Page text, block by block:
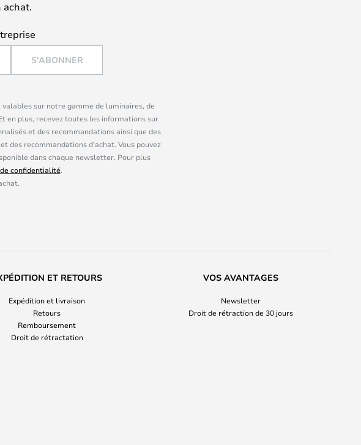
achat.
S'ABONNER
sur notre gamme de luminaires, de
en plus, recevez toutes les informations sur
et des recommandations ainsi que des
des recommandations d'achat. Vous pouvez
dans chaque newsletter. Pour plus
confidentialité.
ET RETOURS
Expédition et livraison
Retours
Remboursement
Droit de rétractation
VOS AVANTAGES
Newsletter
Droit de rétraction de 30 jours